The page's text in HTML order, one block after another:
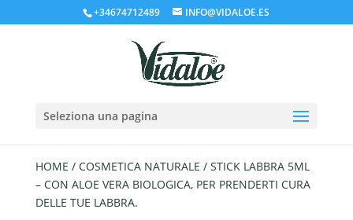
+34674712489 INFO@VIDALOE.ES
Seleziona una pagina
HOME / COSMETICA NATURALE / STICK LABBRA 5ML
– CON ALOE VERA BIOLOGICA, PER PRENDERTI CURA
DELLE TUE LABBRA.